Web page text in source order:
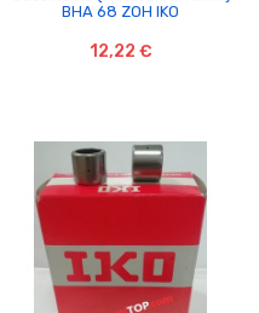
BHA 68 ZOH IKO
12,22 €